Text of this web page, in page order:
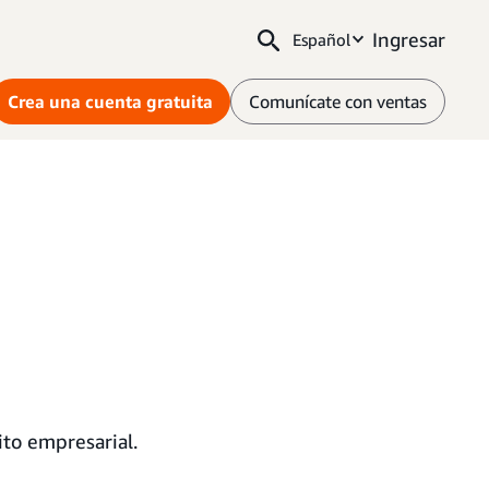
Español Ingresar
Crea una cuenta gratuita Comunícate con ventas
empresarial.